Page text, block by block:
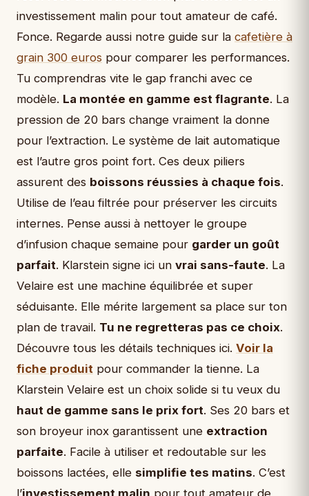
investissement malin pour tout amateur de café.
Fonce. Regarde aussi notre guide sur la cafetière à
grain 300 euros pour comparer les performances.
Tu comprendras vite le gap franchi avec ce
modèle. La montée en gamme est flagrante. La
pression de 20 bars change vraiment la donne
pour l’extraction. Le système de lait automatique
est l’autre gros point fort. Ces deux piliers
assurent des boissons réussies à chaque fois.
Utilise de l’eau filtrée pour préserver les circuits
internes. Pense aussi à nettoyer le groupe
d’infusion chaque semaine pour garder un goût
parfait. Klarstein signe ici un vrai sans-faute. La
Velaire est une machine équilibrée et super
séduisante. Elle mérite largement sa place sur ton
plan de travail. Tu ne regretteras pas ce choix.
Découvre tous les détails techniques ici. Voir la
fiche produit pour commander la tienne. La
Klarstein Velaire est un choix solide si tu veux du
haut de gamme sans le prix fort. Ses 20 bars et
son broyeur inox garantissent une extraction
parfaite. Facile à utiliser et redoutable sur les
boissons lactées, elle simplifie tes matins. C’est
l’investissement malin pour tout amateur de